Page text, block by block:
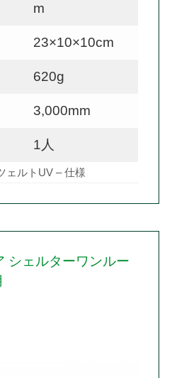
m
23×10×10cm
620g
3,000mm
1人
ェルトUV – 仕様
シェルターワンルー